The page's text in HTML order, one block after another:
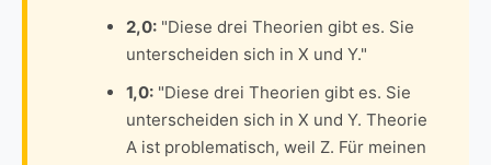
2,0: "Diese drei Theorien gibt es. Sie
unterscheiden sich in X und Y."
1,0: "Diese drei Theorien gibt es. Sie
unterscheiden sich in X und Y. Theorie
A ist problematisch, weil Z. Für meinen